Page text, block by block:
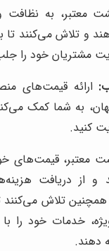
معتبر، به نظافت
و تلاش می‌کنند تا با
مشتریان خود را
ارائه قیمت‌های
به شما کمک
کنید.
معتبر، قیمت‌های
و از دریافت
همچنین تلاش می‌کنند
خدمات خود را
دهند.